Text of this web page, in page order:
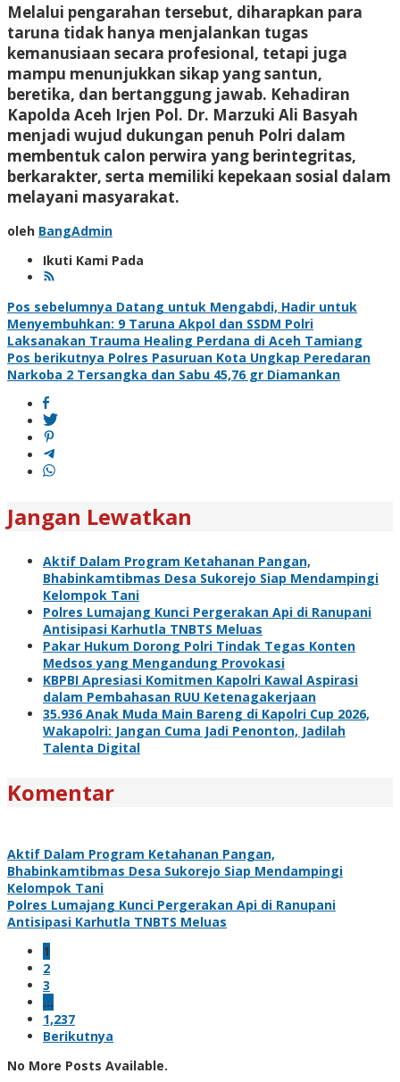
Melalui pengarahan tersebut, diharapkan para
taruna tidak hanya menjalankan tugas
kemanusiaan secara profesional, tetapi juga
mampu menunjukkan sikap yang santun,
beretika, dan bertanggung jawab. Kehadiran
Kapolda Aceh Irjen Pol. Dr. Marzuki Ali Basyah
menjadi wujud dukungan penuh Polri dalam
membentuk calon perwira yang berintegritas,
berkarakter, serta memiliki kepekaan sosial dalam
melayani masyarakat.
oleh BangAdmin
Ikuti Kami Pada
Navigasi
pos
Pos sebelumnya Datang untuk Mengabdi, Hadir untuk
Menyembuhkan: 9 Taruna Akpol dan SSDM Polri
Laksanakan Trauma Healing Perdana di Aceh Tamiang
Pos berikutnya Polres Pasuruan Kota Ungkap Peredaran
Narkoba 2 Tersangka dan Sabu 45,76 gr Diamankan
Jangan Lewatkan
Aktif Dalam Program Ketahanan Pangan,
Bhabinkamtibmas Desa Sukorejo Siap Mendampingi
Kelompok Tani
Polres Lumajang Kunci Pergerakan Api di Ranupani
Antisipasi Karhutla TNBTS Meluas
Pakar Hukum Dorong Polri Tindak Tegas Konten
Medsos yang Mengandung Provokasi
KBPBI Apresiasi Komitmen Kapolri Kawal Aspirasi
dalam Pembahasan RUU Ketenagakerjaan
35.936 Anak Muda Main Bareng di Kapolri Cup 2026,
Wakapolri: Jangan Cuma Jadi Penonton, Jadilah
Talenta Digital
Komentar
Aktif Dalam Program Ketahanan Pangan,
Bhabinkamtibmas Desa Sukorejo Siap Mendampingi
Kelompok Tani
Polres Lumajang Kunci Pergerakan Api di Ranupani
Antisipasi Karhutla TNBTS Meluas
1
2
3
…
1,237
Berikutnya
No More Posts Available.